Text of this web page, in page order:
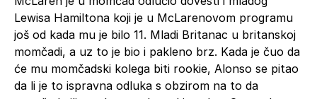
Lewisa Hamiltona koji je u McLarenovom programu
još od kada mu je bilo 11. Mladi Britanac u britanskoj
momčadi, a uz to je bio i pakleno brz. Kada je čuo da
će mu momčadski kolega biti rookie, Alonso se pitao
da li je to ispravna odluka s obzirom na to da